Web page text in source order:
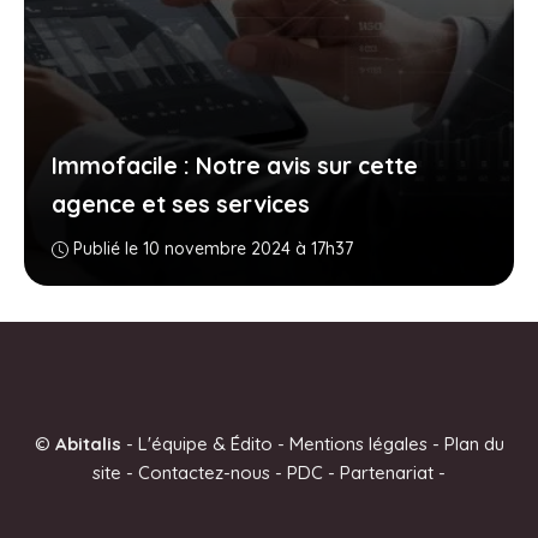
Immofacile : Notre avis sur cette
agence et ses services
Publié le 10 novembre 2024 à 17h37
© Abitalis - L'équipe & Édito - Mentions légales- Plan du
site - Contactez-nous - PDC - Partenariat -